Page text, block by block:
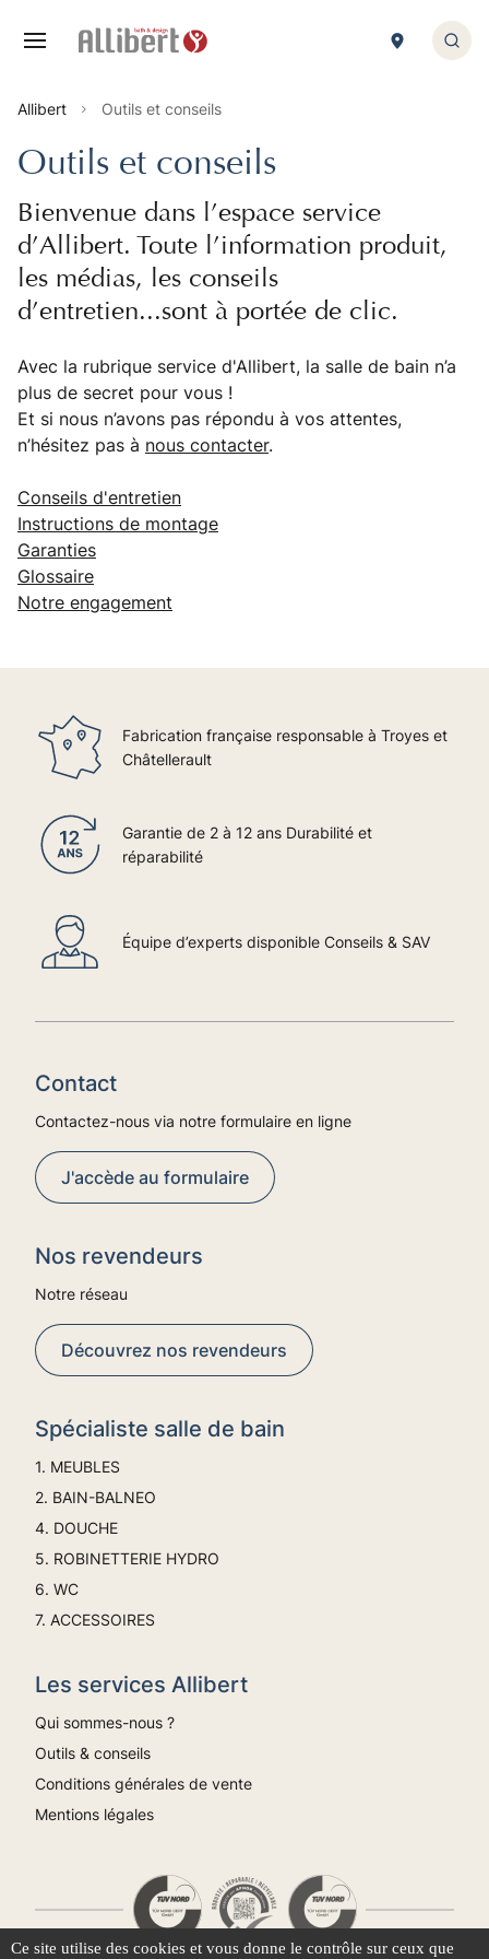
Ce site utilise des cookies et vous donne le contrôle sur ceux que
Retour1. MEUBLES
1. meubles de salle de bain
2. plan de toilette
3. miroir
4. armoire de toilette
5. luminaire
9. pièce détachée meuble
Retour2. BAIN-BALNEO
1. baignoire droite
2. baignoire ilot
3. tablier de baignoire
5. pare-bain
6. Baignoire balnéo
9. pièce détachée bain
Retour4. DOUCHE
1. receveur de douche
2. porte et paroi de douche
3. walk in
4. cabine de douche
9. pièce détachée douche
Retour5. ROBINETTERIE HYDRO
1. robinetterie
2. hydrothérapie
3. colonne de douche
9. pièce détachée robinetterie hydro
Retour6. WC
1. abattant de toilette
2. pack WC
9. pièce détachée wc
Retour7. ACCESSOIRES
1. Accessoire salle de bains/WC
3. porte-serviette
4. Accessibilité et sécurité
Allibert Outils et conseils
Outils et conseils
Bienvenue dans l’espace service
d’Allibert. Toute l’information produit,
les médias, les conseils
d’entretien...sont à portée de clic.
Avec la rubrique service d'Allibert, la salle de bain n’a
plus de secret pour vous !
Et si nous n’avons pas répondu à vos attentes,
n’hésitez pas à nous contacter.
Conseils d'entretien
Instructions de montage
Garanties
Glossaire
Notre engagement
Fabrication française responsable à Troyes et
Châtellerault
Garantie de 2 à 12 ans Durabilité et
réparabilité
Équipe d’experts disponible Conseils & SAV
Contact
Contactez-nous via notre formulaire en ligne
J'accède au formulaire
Nos revendeurs
Notre réseau
Découvrez nos revendeurs
Spécialiste salle de bain
1. MEUBLES
2. BAIN-BALNEO
4. DOUCHE
5. ROBINETTERIE HYDRO
6. WC
7. ACCESSOIRES
Les services Allibert
Qui sommes-nous ?
Outils & conseils
Conditions générales de vente
Mentions légales